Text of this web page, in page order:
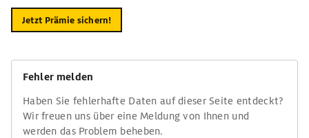
Jetzt Prämie sichern!
Fehler melden
Haben Sie fehlerhafte Daten auf dieser Seite entdeckt?
Wir freuen uns über eine Meldung von Ihnen und
werden das Problem beheben.